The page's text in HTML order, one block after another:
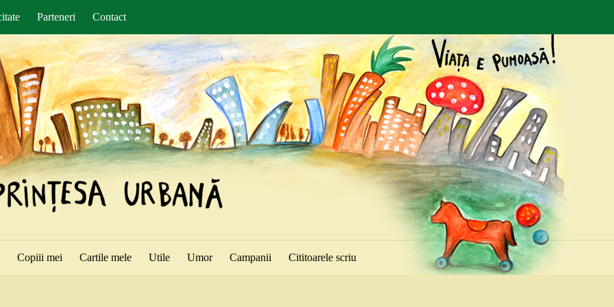
Parteneri Contact
Copiii mei Cartile mele Utile Umor Campanii Cititoarele scriu